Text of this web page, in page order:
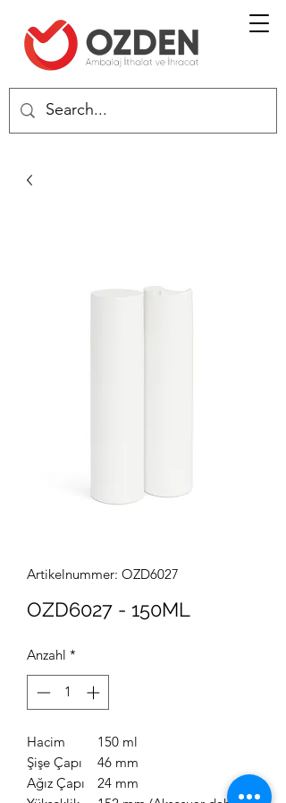
Artikelnummer: OZD6027
OZD6027 - 150ML
Anzahl *
Hacim
150 ml
Şişe Çapı
46 mm
Ağız Çapı
24 mm